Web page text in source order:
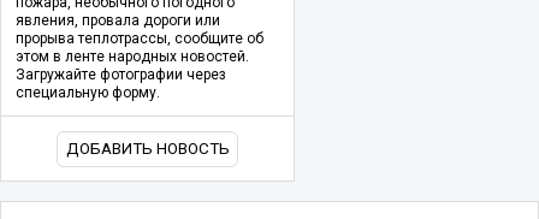
явления, провала дороги или
прорыва теплотрассы, сообщите об
этом в ленте народных новостей.
Загружайте фотографии через
специальную форму.
ДОБАВИТЬ НОВОСТЬ